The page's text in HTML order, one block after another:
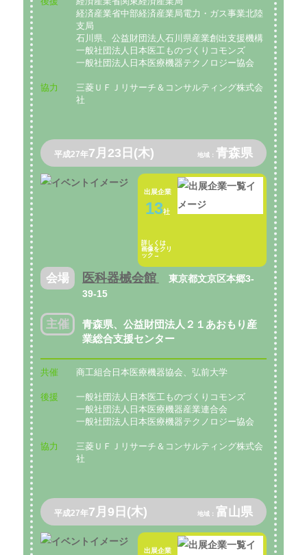
経済産業省中部経済産業局電力・ガス事業北陸
支局
石川県、公益財団法人石川県産業創出支援機構
一般社団法人日本医工ものづくりコモンズ
一般社団法人日本医療機器テクノロジー協会
協力
三菱ＵＦＪリサーチ＆コンサルティング株式会
社
平成27年7月23日(木) 地域： 青森県
出展企業
13社
詳しくは
画像をクリ
ック→
会場 医科器械会館
東京都文京区本郷3-
39-15
主催
青森県、公益財団法人２１あおもり産
業総合支援センター
共催 商工組合日本医療機器協会、弘前大学
後援
一般社団法人日本医工ものづくりコモンズ
一般社団法人日本医療機器産業連合会
一般社団法人日本医療機器テクノロジー協会
協力
三菱ＵＦＪリサーチ＆コンサルティング株式会
社
平成27年7月9日(木) 地域： 富山県
出展企業